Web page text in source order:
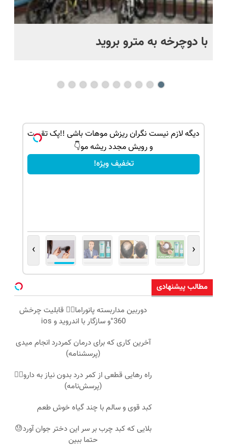
با دوچرخه به مترو بروید
دیگه لازم نیست نگران ریزش موهات باشی !!پک تقویت
و رویش مجدد ریشه مو👇
تخفیف ویژه!
‹
›
مطالب پیشنهادی
دوربین مداربسته پانوراما👈🏻 قابلیت چرخش
360°و سازگار با اندروید و ios
آخرین کاری که برای درمان کمردرد انجام میدی
(پرسشنامه)
راه رهایی قطعی از کمر درد بدون نیاز به دارو👈🏻
(پرسش‌نامه)
کبد قوی و سالم با چند گیاه خوش طعم
بلایی که کبد چرب بر سر این دختر جوان آورد😓
حتما ببین